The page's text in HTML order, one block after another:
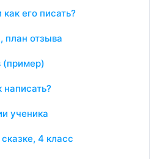
его писать?
план отзыва
(пример)
написать?
ученика
4 класс